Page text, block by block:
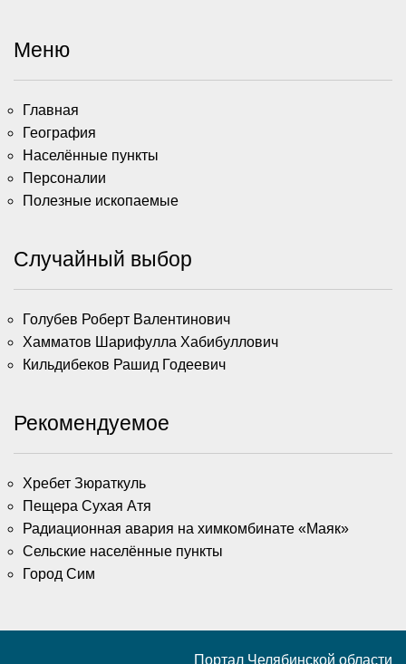
Меню
Главная
География
Населённые пункты
Персоналии
Полезные ископаемые
Случайный выбор
Голубев Роберт Валентинович
Хамматов Шарифулла Хабибуллович
Кильдибеков Рашид Годеевич
Рекомендуемое
Хребет Зюраткуль
Пещера Сухая Атя
Радиационная авария на химкомбинате «Маяк»
Сельские населённые пункты
Город Сим
Портал Челябинской области